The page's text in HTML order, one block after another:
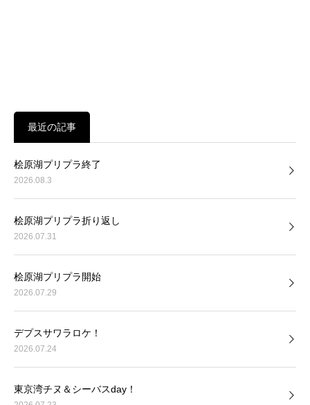
最近の記事
桧原湖プリプラ終了
2026.08.3
桧原湖プリプラ折り返し
2026.07.31
桧原湖プリプラ開始
2026.07.29
デプスサワラロケ！
2026.07.24
東京湾チヌ＆シーバスday！